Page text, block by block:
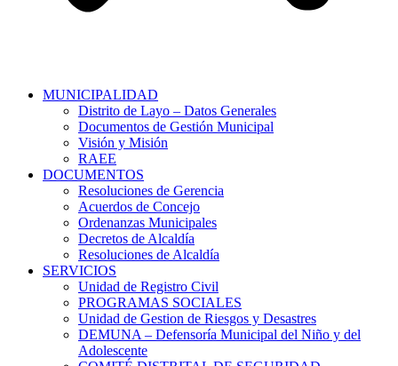
MUNICIPALIDAD
Distrito de Layo – Datos Generales
Documentos de Gestión Municipal
Visión y Misión
RAEE
DOCUMENTOS
Resoluciones de Gerencia
Acuerdos de Concejo
Ordenanzas Municipales
Decretos de Alcaldía
Resoluciones de Alcaldía
SERVICIOS
Unidad de Registro Civil
PROGRAMAS SOCIALES
Unidad de Gestion de Riesgos y Desastres
DEMUNA – Defensoría Municipal del Niño y del
Adolescente